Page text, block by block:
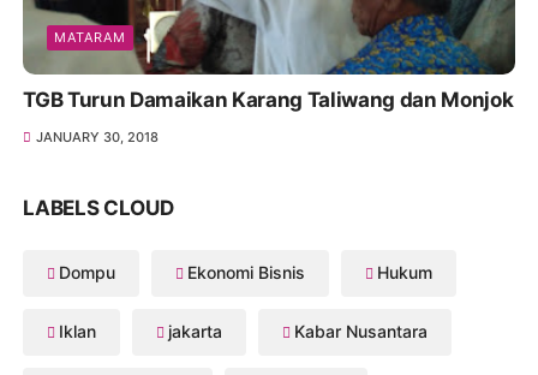
MATARAM
TGB Turun Damaikan Karang Taliwang dan Monjok
JANUARY 30, 2018
LABELS CLOUD
Dompu Ekonomi Bisnis Hukum
Iklan jakarta Kabar Nusantara